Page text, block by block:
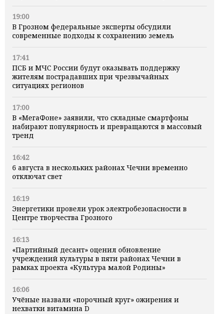
19:00
В Грозном федеральные эксперты обсудили
современные подходы к сохранению земель
17:41
ПСБ и МЧС России будут оказывать поддержку
жителям пострадавших при чрезвычайных
ситуациях регионов
17:00
В «МегаФоне» заявили, что складные смартфоны
набирают популярность и превращаются в массовый
тренд
16:42
6 августа в нескольких районах Чечни временно
отключат свет
16:19
Энергетики провели урок электробезопасности в
Центре творчества Грозного
16:13
«Партийный десант» оценил обновление
учреждений культуры в пяти районах Чечни в
рамках проекта «Культура малой Родины»
16:06
Учёные назвали «порочный круг» ожирения и
нехватки витамина D